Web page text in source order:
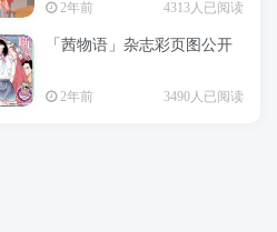
2年前 4313人已阅读
「茜物语」杂志彩页图公开
2年前 3490人已阅读
2年前 5058人已阅读
经典杯子蛋糕 佐岸 漫画「经
典杯子蛋糕」宣布真人日剧